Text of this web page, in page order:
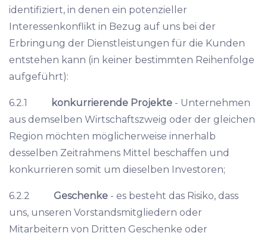
identifiziert, in denen ein potenzieller
Interessenkonflikt in Bezug auf uns bei der
Erbringung der Dienstleistungen für die Kunden
entstehen kann (in keiner bestimmten Reihenfolge
aufgeführt):
6.2.1 konkurrierende Projekte - Unternehmen
aus demselben Wirtschaftszweig oder der gleichen
Region möchten möglicherweise innerhalb
desselben Zeitrahmens Mittel beschaffen und
konkurrieren somit um dieselben Investoren;
6.2.2 Geschenke - es besteht das Risiko, dass
uns, unseren Vorstandsmitgliedern oder
Mitarbeitern von Dritten Geschenke oder